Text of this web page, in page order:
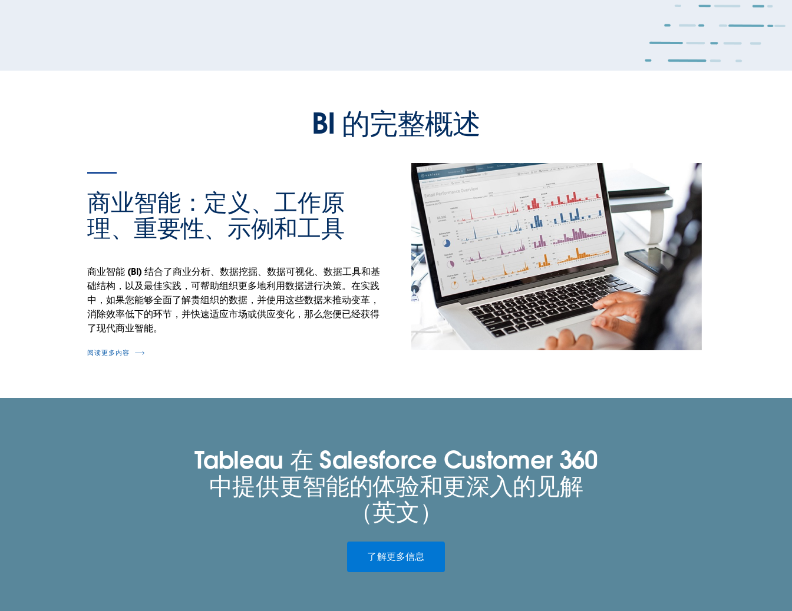
BI 的完整概述
商业智能：定义、工作原
理、重要性、示例和工具
商业智能 (BI) 结合了商业分析、数据挖掘、数据可视化、数据工具和基
础结构，以及最佳实践，可帮助组织更多地利用数据进行决策。在实践
中，如果您能够全面了解贵组织的数据，并使用这些数据来推动变革，
消除效率低下的环节，并快速适应市场或供应变化，那么您便已经获得
了现代商业智能。
阅读更多内容
Tableau 在 Salesforce Customer 360
中提供更智能的体验和更深入的见解
（英文）
了解更多信息